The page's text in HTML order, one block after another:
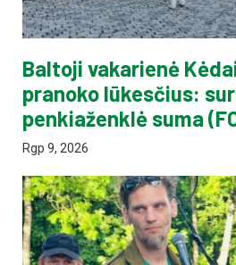
Baltoji vakarienė
pranoko lūkesčius:
penkiaženklė suma
Rgp 9, 2026